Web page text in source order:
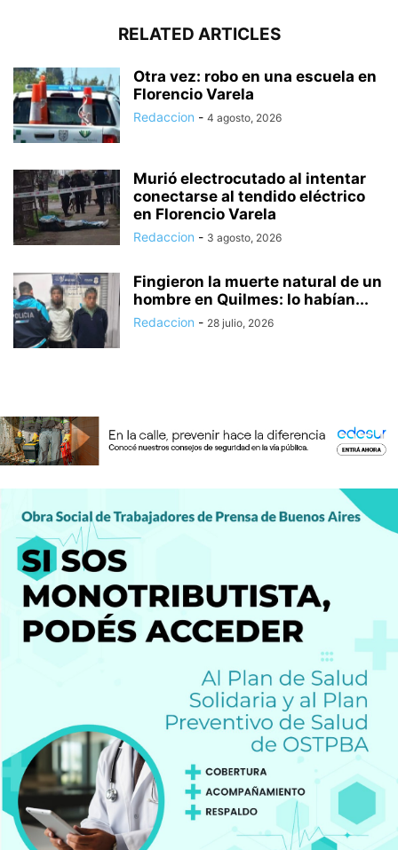
RELATED ARTICLES
Otra vez: robo en una escuela en
Florencio Varela
Redaccion - 4 agosto, 2026
Murió electrocutado al intentar
conectarse al tendido eléctrico
en Florencio Varela
Redaccion - 3 agosto, 2026
Fingieron la muerte natural de un
hombre en Quilmes: lo habían...
Redaccion - 28 julio, 2026